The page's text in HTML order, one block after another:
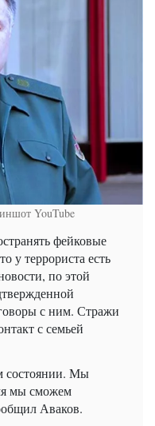
YouTube
фейковые
у террориста есть
по этой
с ним. Стражи
с семьей
состоянии. Мы
мы сможем
Аваков.